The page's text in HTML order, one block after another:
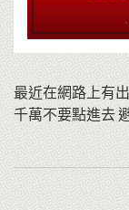
最近在網路上有
千萬不要點進去